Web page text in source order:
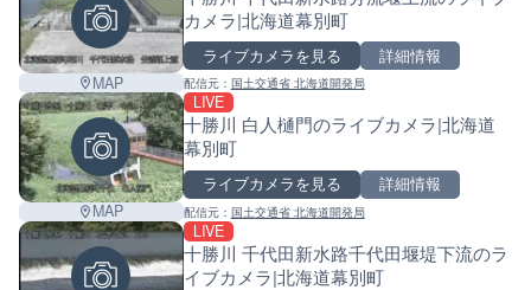
MAP
カメラ|北海道幕別町
ライブカメラを見る 詳細情報
配信元： 国土交通省 北海道開発局
MAP
LIVE
十勝川 白人樋門のライブカメラ|北海道
幕別町
ライブカメラを見る 詳細情報
配信元： 国土交通省 北海道開発局
LIVE
十勝川 千代田新水路千代田堰堤下流のラ
イブカメラ|北海道幕別町